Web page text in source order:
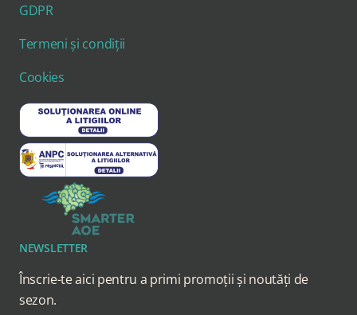
GDPR
Termeni și condiții
Cookies
NEWSLETTER
Înscrie-te aici pentru a primi promoții și noutăți de
sezon.